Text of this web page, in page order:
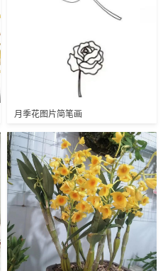
月季花图片简笔画